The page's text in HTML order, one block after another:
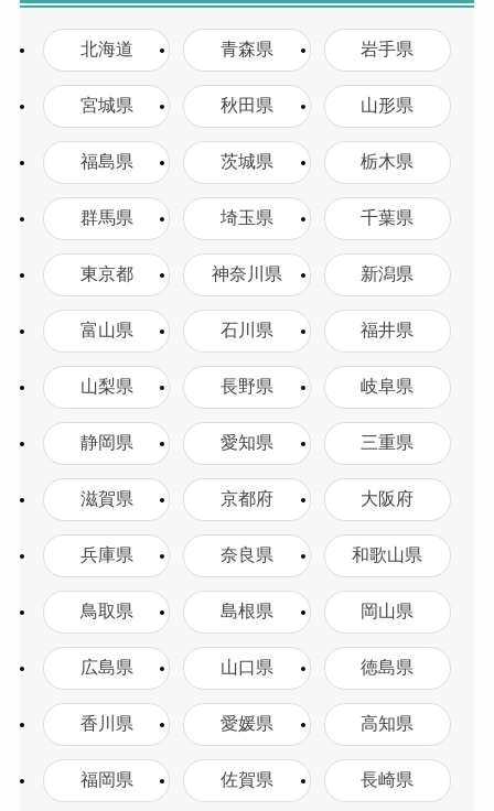
北海道 青森県 岩手県
宮城県 秋田県 山形県
福島県 茨城県 栃木県
群馬県 埼玉県 千葉県
東京都 神奈川県 新潟県
富山県 石川県 福井県
山梨県 長野県 岐阜県
静岡県 愛知県 三重県
滋賀県 京都府 大阪府
兵庫県 奈良県 和歌山県
鳥取県 島根県 岡山県
広島県 山口県 徳島県
香川県 愛媛県 高知県
福岡県 佐賀県 長崎県